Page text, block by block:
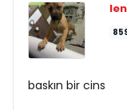
baskın bir cins